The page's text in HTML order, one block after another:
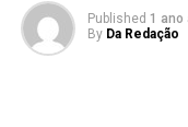
Published 1 ano
By Da Redação